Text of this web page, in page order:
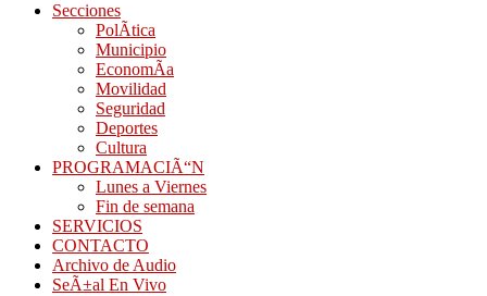
Secciones
PolÃ­tica
Municipio
EconomÃ­a
Movilidad
Seguridad
Deportes
Cultura
PROGRAMACIÃ“N
Lunes a Viernes
Fin de semana
SERVICIOS
CONTACTO
Archivo de Audio
SeÃ±al En Vivo